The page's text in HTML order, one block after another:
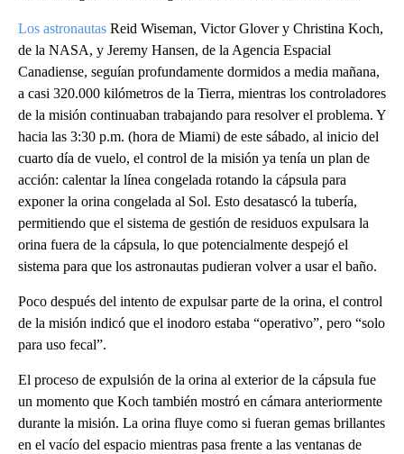
Los astronautas Reid Wiseman, Victor Glover y Christina Koch,
de la NASA, y Jeremy Hansen, de la Agencia Espacial
Canadiense, seguían profundamente dormidos a media mañana,
a casi 320.000 kilómetros de la Tierra, mientras los controladores
de la misión continuaban trabajando para resolver el problema. Y
hacia las 3:30 p.m. (hora de Miami) de este sábado, al inicio del
cuarto día de vuelo, el control de la misión ya tenía un plan de
acción: calentar la línea congelada rotando la cápsula para
exponer la orina congelada al Sol. Esto desatascó la tubería,
permitiendo que el sistema de gestión de residuos expulsara la
orina fuera de la cápsula, lo que potencialmente despejó el
sistema para que los astronautas pudieran volver a usar el baño.
Poco después del intento de expulsar parte de la orina, el control
de la misión indicó que el inodoro estaba “operativo”, pero “solo
para uso fecal”.
El proceso de expulsión de la orina al exterior de la cápsula fue
un momento que Koch también mostró en cámara anteriormente
durante la misión. La orina fluye como si fueran gemas brillantes
en el vacío del espacio mientras pasa frente a las ventanas de